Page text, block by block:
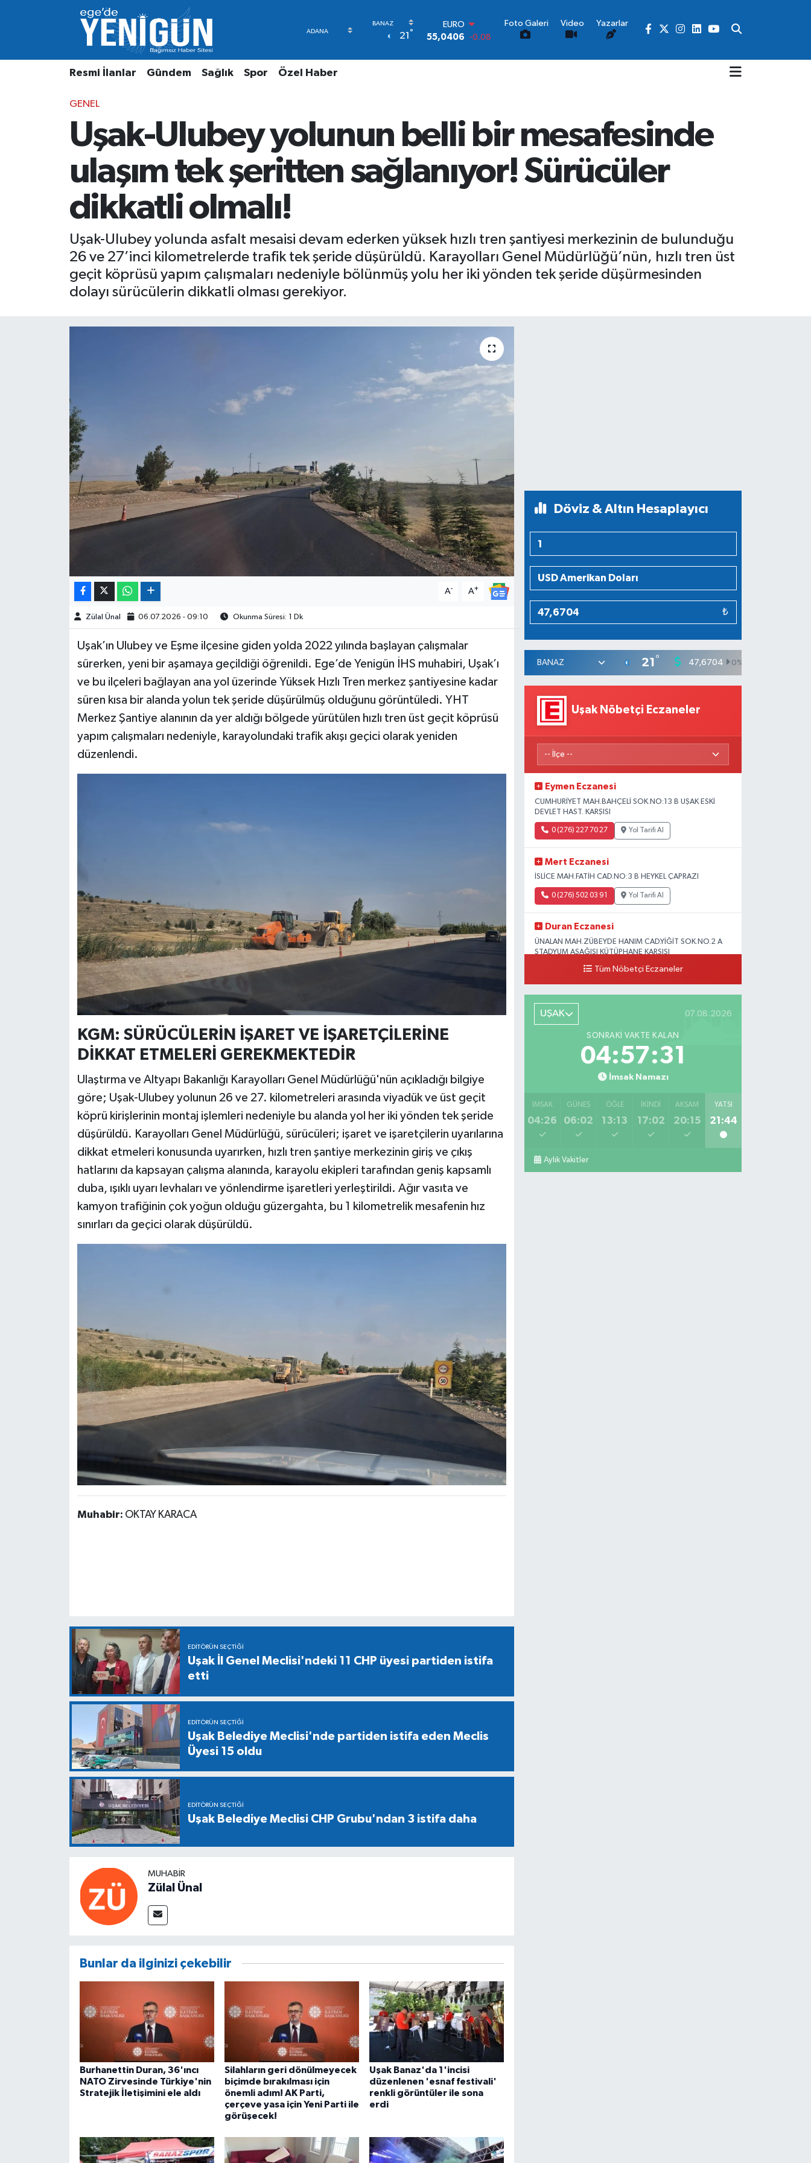
21 °
STERLİN
64,2143 0
6500.87 0.12
DOLAR
47,6704
0
55,0406
-0.08
Foto Galeri Video Yazarlar
Resmi İlanlar Gündem Sağlık Spor Özel Haber
GENEL
Uşak-Ulubey yolunun belli bir mesafesinde
ulaşım tek şeritten sağlanıyor! Sürücüler
dikkatli olmalı!
Uşak-Ulubey yolunda asfalt mesaisi devam ederken yüksek hızlı tren şantiyesi merkezinin de bulunduğu
26 ve 27’inci kilometrelerde trafik tek şeride düşürüldü. Karayolları Genel Müdürlüğü’nün, hızlı tren üst
geçit köprüsü yapım çalışmaları nedeniyle bölünmüş yolu her iki yönden tek şeride düşürmesinden
dolayı sürücülerin dikkatli olması gerekiyor.
A- A+
Zülal Ünal 06.07.2026 - 09:10 Okunma Süresi: 1 Dk
Uşak’ın Ulubey ve Eşme ilçesine giden yolda 2022 yılında başlayan çalışmalar
sürerken, yeni bir aşamaya geçildiği öğrenildi. Ege’de Yenigün İHS muhabiri, Uşak’ı
ve bu ilçeleri bağlayan ana yol üzerinde Yüksek Hızlı Tren merkez şantiyesine kadar
süren kısa bir alanda yolun tek şeride düşürülmüş olduğunu görüntüledi. YHT
Merkez Şantiye alanının da yer aldığı bölgede yürütülen hızlı tren üst geçit köprüsü
yapım çalışmaları nedeniyle, karayolundaki trafik akışı geçici olarak yeniden
düzenlendi.
KGM: SÜRÜCÜLERİN İŞARET VE İŞARETÇİLERİNE
DİKKAT ETMELERİ GEREKMEKTEDİR
Ulaştırma ve Altyapı Bakanlığı Karayolları Genel Müdürlüğü'nün açıkladığı bilgiye
göre; Uşak-Ulubey yolunun 26 ve 27. kilometreleri arasında viyadük ve üst geçit
köprü kirişlerinin montaj işlemleri nedeniyle bu alanda yol her iki yönden tek şeride
düşürüldü. Karayolları Genel Müdürlüğü, sürücüleri; işaret ve işaretçilerin uyarılarına
dikkat etmeleri konusunda uyarırken, hızlı tren şantiye merkezinin giriş ve çıkış
hatlarını da kapsayan çalışma alanında, karayolu ekipleri tarafından geniş kapsamlı
duba, ışıklı uyarı levhaları ve yönlendirme işaretleri yerleştirildi. Ağır vasıta ve
kamyon trafiğinin çok yoğun olduğu güzergahta, bu 1 kilometrelik mesafenin hız
sınırları da geçici olarak düşürüldü.
Muhabir: OKTAY KARACA
EDITÖRÜN SEÇTIĞI
Uşak İl Genel Meclisi'ndeki 11 CHP üyesi partiden istifa
etti
EDITÖRÜN SEÇTIĞI
Uşak Belediye Meclisi'nde partiden istifa eden Meclis
Üyesi 15 oldu
EDITÖRÜN SEÇTIĞI
Uşak Belediye Meclisi CHP Grubu'ndan 3 istifa daha
MUHABIR
Zülal Ünal
Bunlar da ilginizi çekebilir
Burhanettin Duran, 36'ıncı
NATO Zirvesinde Türkiye'nin
Stratejik İletişimini ele aldı
Silahların geri dönülmeyecek
biçimde bırakılması için
önemli adım! AK Parti,
çerçeve yasa için Yeni Parti ile
görüşecek!
Uşak Banaz'da 1'incisi
düzenlenen 'esnaf festivali'
renkli görüntüler ile sona
erdi
Döviz & Altın Hesaplayıcı
₺
21 ° 47,6704 0%
Uşak Nöbetçi Eczaneler
Eymen Eczanesi
CUMHURİYET MAH.BAHÇELİ SOK.NO:13 B UŞAK ESKİ
DEVLET HAST. KARŞISI
0 (276) 227 70 27 Yol Tarifi Al
Mert Eczanesi
İSLİCE MAH.FATİH CAD.NO:3 B HEYKEL ÇAPRAZI
0 (276) 502 03 91 Yol Tarifi Al
Duran Eczanesi
ÜNALAN MAH.ZÜBEYDE HANIM CAD.YİĞİT SOK.NO.2 A
STADYUM AŞAĞISI KÜTÜPHANE KARŞISI
0 (276) 224 51 77 Yol Tarifi Al
Tüm Nöbetçi Eczaneler
UŞAK 07.08.2026
SONRAKI VAKTE KALAN
04:57:30
İmsak Namazı
İMSAK
04:26
GÜNEŞ
06:02
ÖĞLE
13:13
İKINDI
17:02
AKŞAM
20:15
YATSI
21:44
Aylık Vakitler
Resmi İlanlar
Gündem
Beyoğlu Nöbetçi Eczaneler
Beyoğlu Hava Durumu
Beyoğlu Trafik Yoğunluk Haritası
Süper Lig Puan Durumu ve Fikstür
Tüm Manşetler
Son Dakika Haberleri